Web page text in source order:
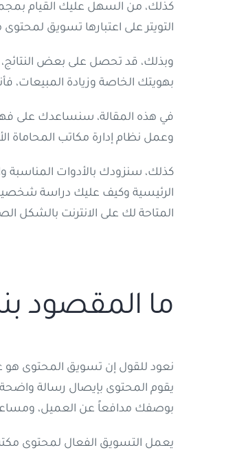
كذلك، من السهل عليك القيام
التويتر على اعتبارها تسويق
وبذلك، قد تحصل على بعض
بهويتك الخاصة وزيادة المبيعات،
في هذه المقالة، سنساعدك على
وعمل نظام إدارة مكاتب المحاماة
كذلك، سنزودك بالأدوات المناسبة
الرئيسية وكيف عليك دراسة
المتاحة لك على الانترنت بالشكل
ما المقصود
نعود للقول إن تسويق المحتوى
يقوم المحتوى بإيصال رسالة
بوصفك مدافعاً عن العميل،
يعمل التسويق الفعال لمحتوى